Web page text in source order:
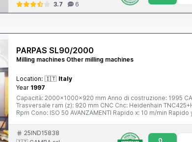
3.7
6
PARPAS SL90/2000
Milling machines Other milling machines
Location: 🇮🇹 Italy
Year 1997
Capacità: 2000x1000x920 mm Anno di costruzione: 1995 CAMPO DI LAVORO Longitudinale (x): 2000 mm Verticale (y): 1000 mm
Trasversale ram (z): 920 mm CNC Cnc: Heidenhain TNC425+HR331 MANDRINO Potenza mandrino: 22/33 Kw Velocità rotazione: 4000
Rpm Cono: ISO 50 AVANZAMENTI Rapido x: 10 m/min Rapido y: 10 m/min Rapido z: 10 m/min ATC Postazioni: 40 Diam max utensile: 125
totale macchina: 150000 Kg Ingombri macchina:
25IND15838